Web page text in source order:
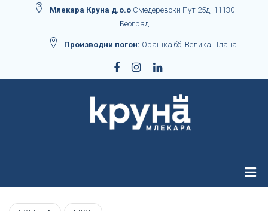
Млекара Круна д.о.о Смедеревски Пут 25д, 11130
Београд
Производни погон: Орашка бб, Велика Плана